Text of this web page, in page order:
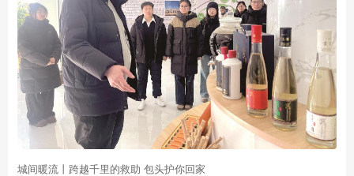
城间暖流丨跨越千里的救助 包头护你回家